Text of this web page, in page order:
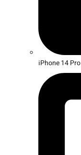
iPhone 14 Pro